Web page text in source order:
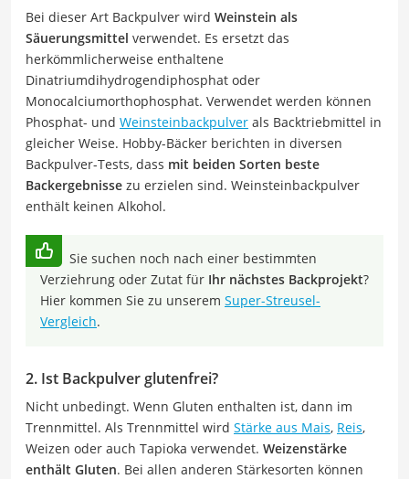
Bei dieser Art Backpulver wird Weinstein als
Säuerungsmittel verwendet. Es ersetzt das
herkömmlicherweise enthaltene
Dinatriumdihydrogendiphosphat oder
Monocalciumorthophosphat. Verwendet werden können
Phosphat- und Weinsteinbackpulver als Backtriebmittel in
gleicher Weise. Hobby-Bäcker berichten in diversen
Backpulver-Tests, dass mit beiden Sorten beste
Backergebnisse zu erzielen sind. Weinsteinbackpulver
enthält keinen Alkohol.
Sie suchen noch nach einer bestimmten
Verziehrung oder Zutat für Ihr nächstes Backprojekt?
Hier kommen Sie zu unserem Super-Streusel-
Vergleich.
2. Ist Backpulver glutenfrei?
Nicht unbedingt. Wenn Gluten enthalten ist, dann im
Trennmittel. Als Trennmittel wird Stärke aus Mais, Reis,
Weizen oder auch Tapioka verwendet. Weizenstärke
enthält Gluten. Bei allen anderen Stärkesorten können